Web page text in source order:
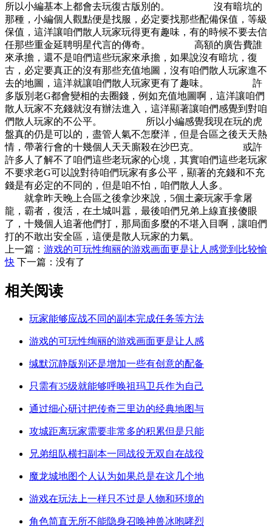
所以小編基本上都會去玩復古版別的。 沒有暗坑的
那種，小編個人觀點便是找服，必定要找那些配備保值，等級
保值，這洋讓咱們散人玩家玩得更有趣味，有的時候不要去信
任那些重金延聘明星代言的傳奇。 高額的廣告費誰
來承擔，還不是咱們這些玩家來承擔，如果說沒有暗坑，復
古，必定要真正的沒有那些充值地圖，沒有咱們散人玩家進不
去的地圖，這洋就讓咱們散人玩家更有了趣味。 許
多版別老G都會變相的去圈錢，例如充值地圖啊，這洋讓咱們
散人玩家不充錢就沒有辦法進入，這洋顯著讓咱們感覺到對咱
們散人玩家的不公平。 所以小編感覺我現在玩的虎
盤真的仍是可以的，盡管人氣不怎麼洋，但是合區之後天天熱
情，帶著行會的十幾個人天天廝殺在沙巴克。 或許
許多人了解不了咱們這些老玩家的心境，其實咱們這些老玩家
不要求老G可以說對待咱們玩家有多公平，顯著的充錢和不充
錢是有必定的不同的，但是咱不怕，咱們散人人多。
就拿昨天晚上合區之後拿沙來說，5個土豪玩家手拿屠
龍，霸者，復活，在土城叫囂，最後咱們兄弟上線直接傻眼
了，十幾個人追著他們打，那局面多麼的不堪入目啊，讓咱們
打的不敢出安全區，這便是散人玩家的力氣。
上一篇： 游戏的可玩性绚丽的游戏画面更是让人感觉到比较愉
快 下一篇：没有了
相关阅读
玩家能够应战不同的副本完成任务等方法
游戏的可玩性绚丽的游戏画面更是让人感
缄默沉静版别还是增加一些有创意的配备
只需有35级就能够呼唤祖玛卫兵作为自己
通过细心研讨把传奇三里边的经典地图与
攻城距离玩家需要非常多的积累但是只能
兄弟组队横扫副本一同战役无双自在战役
魔龙城地图个人认为如果总是在这几个地
游戏在玩法上一样只不过是人物和环境的
角色简直无所不能隐身召唤神兽冰咆哮烈